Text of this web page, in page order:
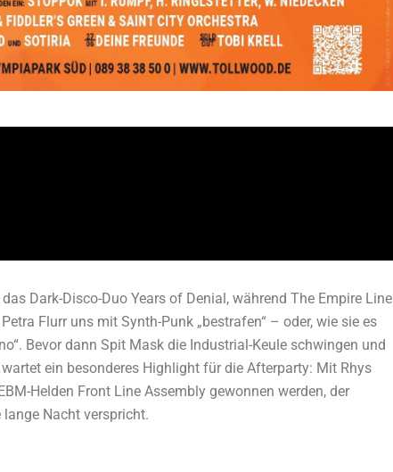
Dark-Disco-Duo Years of Denial, während The Empire Line
Flurr uns mit Synth-Punk „bestrafen“ – oder, wie sie es
Bevor dann Spit Mask die Industrial-Keule schwingen und
ein besonderes Highlight für die Afterparty: Mit Rhys
Helden Front Line Assembly gewonnen werden, der
Nacht verspricht.